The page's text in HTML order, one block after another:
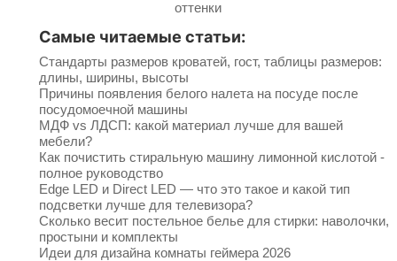
оттенки
Самые читаемые статьи:
Стандарты размеров кроватей, гост, таблицы размеров:
длины, ширины, высоты
Причины появления белого налета на посуде после
посудомоечной машины
МДФ vs ЛДСП: какой материал лучше для вашей
мебели?
Как почистить стиральную машину лимонной кислотой -
полное руководство
Edge LED и Direct LED — что это такое и какой тип
подсветки лучше для телевизора?
Сколько весит постельное белье для стирки: наволочки,
простыни и комплекты
Идеи для дизайна комнаты геймера 2026